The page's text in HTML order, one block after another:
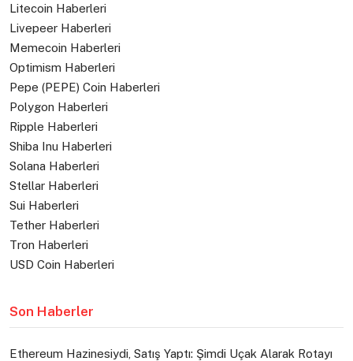
Litecoin Haberleri
Livepeer Haberleri
Memecoin Haberleri
Optimism Haberleri
Pepe (PEPE) Coin Haberleri
Polygon Haberleri
Ripple Haberleri
Shiba Inu Haberleri
Solana Haberleri
Stellar Haberleri
Sui Haberleri
Tether Haberleri
Tron Haberleri
USD Coin Haberleri
Son Haberler
Ethereum Hazinesiydi, Satış Yaptı: Şimdi Uçak Alarak Rotayı